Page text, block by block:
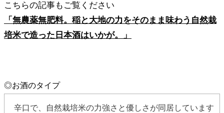
こちらの記事もご覧ください
「無農薬無肥料。稲と大地の力をそのまま味わう自然栽
培米で造った日本酒はいかが。」
◎お酒のタイプ
辛口で、自然栽培米の力強さと優しさが同居しています